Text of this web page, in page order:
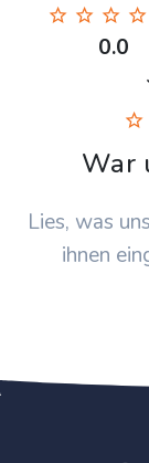
0.0
War
Lies, was
ihnen